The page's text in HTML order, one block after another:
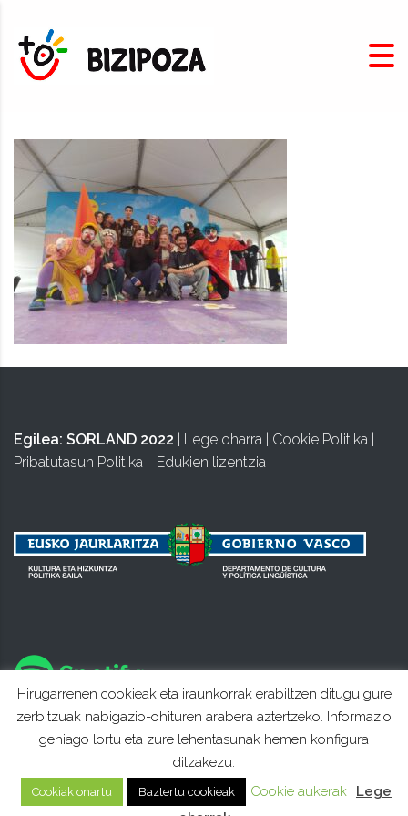
Egilea: SORLAND 2022 Lege oharra Cookie Politika
Pribatutasun Politika
Edukien lizentzia
Hirugarrenen cookieak eta iraunkorrak erabiltzen ditugu gure
zerbitzuak nabigazio-ohituren arabera aztertzeko. Informazio
gehiago lortu eta zure lehentasunak hemen konfigura
ditzakezu.
Cookiak onartu Baztertu cookieak Cookie aukerak
Lege